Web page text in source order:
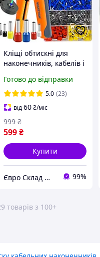
Кліщі обтискні для
наконечників, кабелів і
Bigstren 22717
(Польща, 1200 шт. 0,25
- 10 мм.)
Готово до відправки
5.0 (23)
від60₴/міс
599₴
999 ₴
Купити
Євро Склад — інтернет-магазин техніки з Європи 99%
товарів з 100+